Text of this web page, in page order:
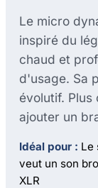
Le micro
inspiré du
chaud et
d'usage. Sa
évolutif. Plus
ajouter un
Idéal pour : Le
veut un son
XLR